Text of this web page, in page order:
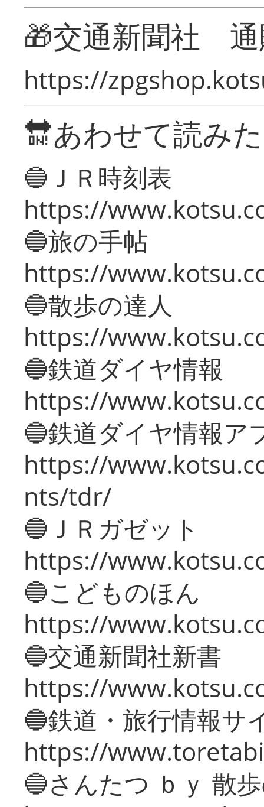
🎁交通新聞社
https://
🔛あわせて読み
🔵ＪＲ時刻表
https://
🔵旅の手帖
https://
🔵散歩の達人
https://
🔵鉄道ダイヤ情報
https://
🔵鉄道ダイヤ情報ア
https://
nts/tdr/
🔵ＪＲガゼット
https://
🔵こどものほん
https://
🔵交通新聞社新書
https://
🔵鉄道・旅行情報サ
https://
🔵さんたつ ｂｙ 散